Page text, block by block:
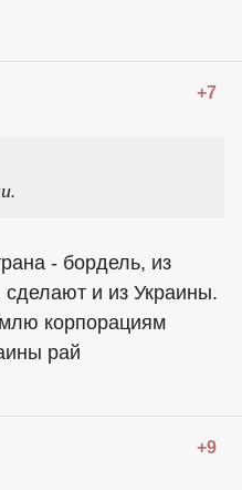
+7
- бордель, из
и из Украины.
корпорациям
рай
+9